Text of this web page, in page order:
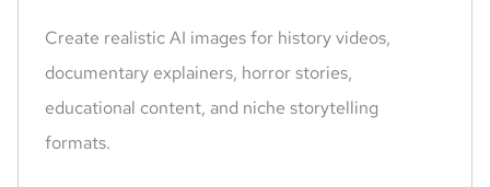
Create realistic AI images for history videos,
documentary explainers, horror stories,
educational content, and niche storytelling
formats.